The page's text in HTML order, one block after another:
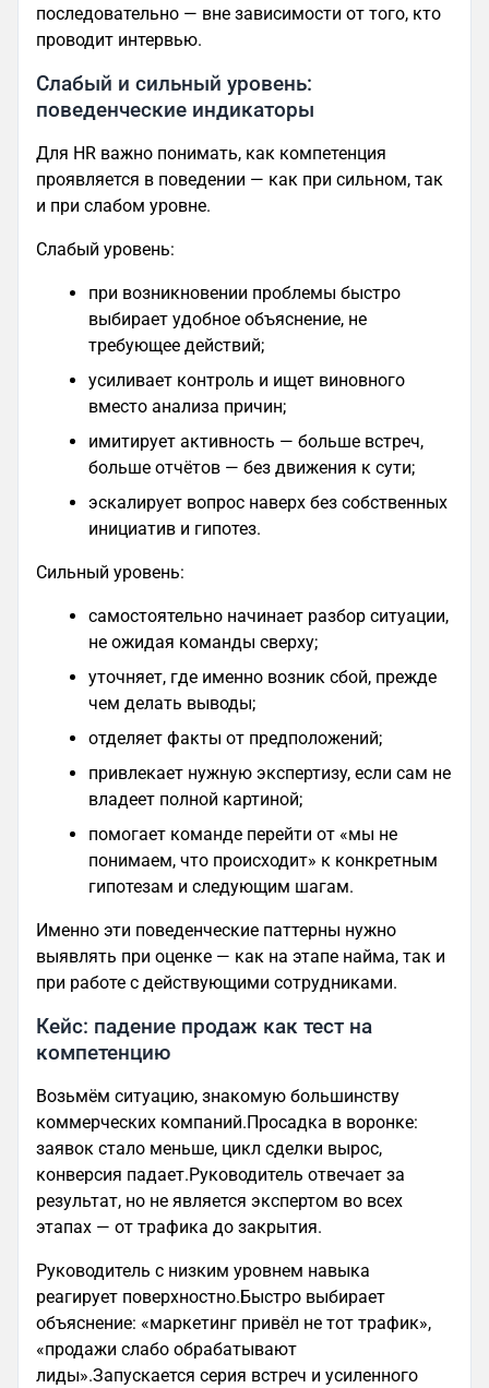
последовательно — вне зависимости от того, кто
проводит интервью.
Слабый и сильный уровень:
поведенческие индикаторы
Для HR важно понимать, как компетенция
проявляется в поведении — как при сильном, так
и при слабом уровне.
Слабый уровень:
при возникновении проблемы быстро
выбирает удобное объяснение, не
требующее действий;
усиливает контроль и ищет виновного
вместо анализа причин;
имитирует активность — больше встреч,
больше отчётов — без движения к сути;
эскалирует вопрос наверх без собственных
инициатив и гипотез.
Сильный уровень:
самостоятельно начинает разбор ситуации,
не ожидая команды сверху;
уточняет, где именно возник сбой, прежде
чем делать выводы;
отделяет факты от предположений;
привлекает нужную экспертизу, если сам не
владеет полной картиной;
помогает команде перейти от «мы не
понимаем, что происходит» к конкретным
гипотезам и следующим шагам.
Именно эти поведенческие паттерны нужно
выявлять при оценке — как на этапе найма, так и
при работе с действующими сотрудниками.
Кейс: падение продаж как тест на
компетенцию
Возьмём ситуацию, знакомую большинству
коммерческих компаний.Просадка в воронке:
заявок стало меньше, цикл сделки вырос,
конверсия падает.Руководитель отвечает за
результат, но не является экспертом во всех
этапах — от трафика до закрытия.
Руководитель с низким уровнем навыка
реагирует поверхностно.Быстро выбирает
объяснение: «маркетинг привёл не тот трафик»,
«продажи слабо обрабатывают
лиды».Запускается серия встреч и усиленного